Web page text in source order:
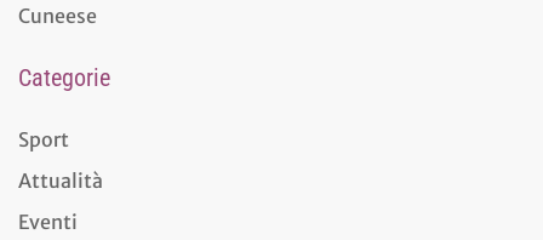
Cuneese
Categorie
Sport
Attualità
Eventi